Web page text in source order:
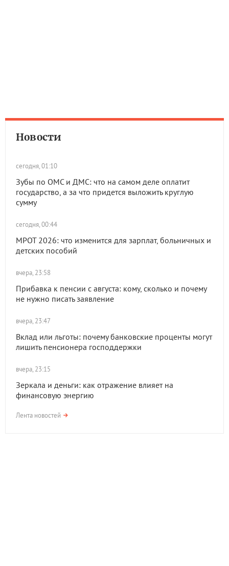
Новости
сегодня, 01:10
Зубы по ОМС и ДМС: что на самом деле оплатит
государство, а за что придется выложить круглую
сумму
сегодня, 00:44
МРОТ 2026: что изменится для зарплат, больничных и
детских пособий
вчера, 23:58
Прибавка к пенсии с августа: кому, сколько и почему
не нужно писать заявление
вчера, 23:47
Вклад или льготы: почему банковские проценты могут
лишить пенсионера господдержки
вчера, 23:15
Зеркала и деньги: как отражение влияет на
финансовую энергию
Лента новостей